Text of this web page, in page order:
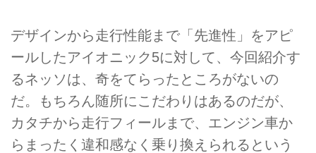
デザインから走行性能まで「先進性」をアピ
ールしたアイオニック5に対して、今回紹介す
るネッソは、奇をてらったところがないの
だ。もちろん随所にこだわりはあるのだが、
カタチから走行フィールまで、エンジン車か
らまったく違和感なく乗り換えられるという